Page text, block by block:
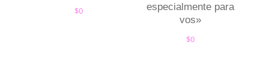
$0
especialmente para
vos»
$0